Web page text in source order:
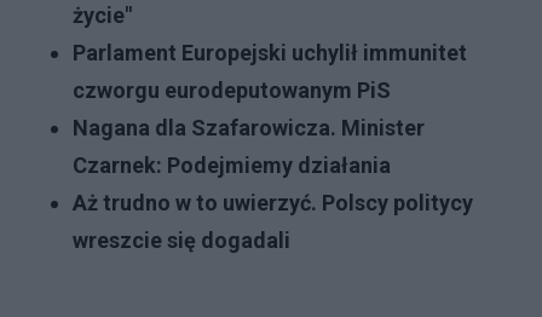
życie"
Parlament Europejski uchylił immunitet
czworgu eurodeputowanym PiS
Nagana dla Szafarowicza. Minister
Czarnek: Podejmiemy działania
Aż trudno w to uwierzyć. Polscy politycy
wreszcie się dogadali